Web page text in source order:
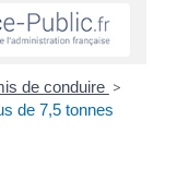
de conduire >
de 7,5 tonnes